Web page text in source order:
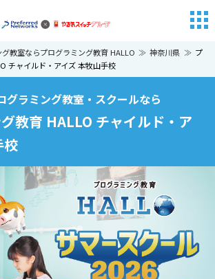
教室ならプログラミング教育 HALLO 神奈川県
プ
チャイルド・アイズ 本牧山手校
グラミング教室・スクールなら
教育 HALLO チャイルド・ア
校